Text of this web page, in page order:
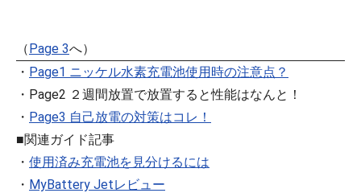
（Page 3へ）
・ Page1 ニッケル水素充電池使用時の注意点？
・Page2 ２週間放置で放置すると性能はなんと！
・ Page3 自己放電の対策はコレ！
■関連ガイド記事
・ 使用済み充電池を見分けるには
・ MyBattery Jetレビュー